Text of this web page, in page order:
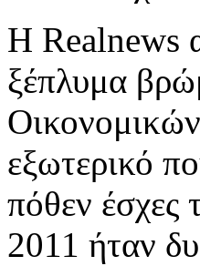
Η Realnews
ξέπλυμα
εξωτερικό
πόθεν έσχες
2011 ήταν